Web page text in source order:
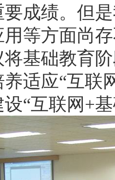
成绩。但
等方面尚
基础教育
适应“互联
“互联网+